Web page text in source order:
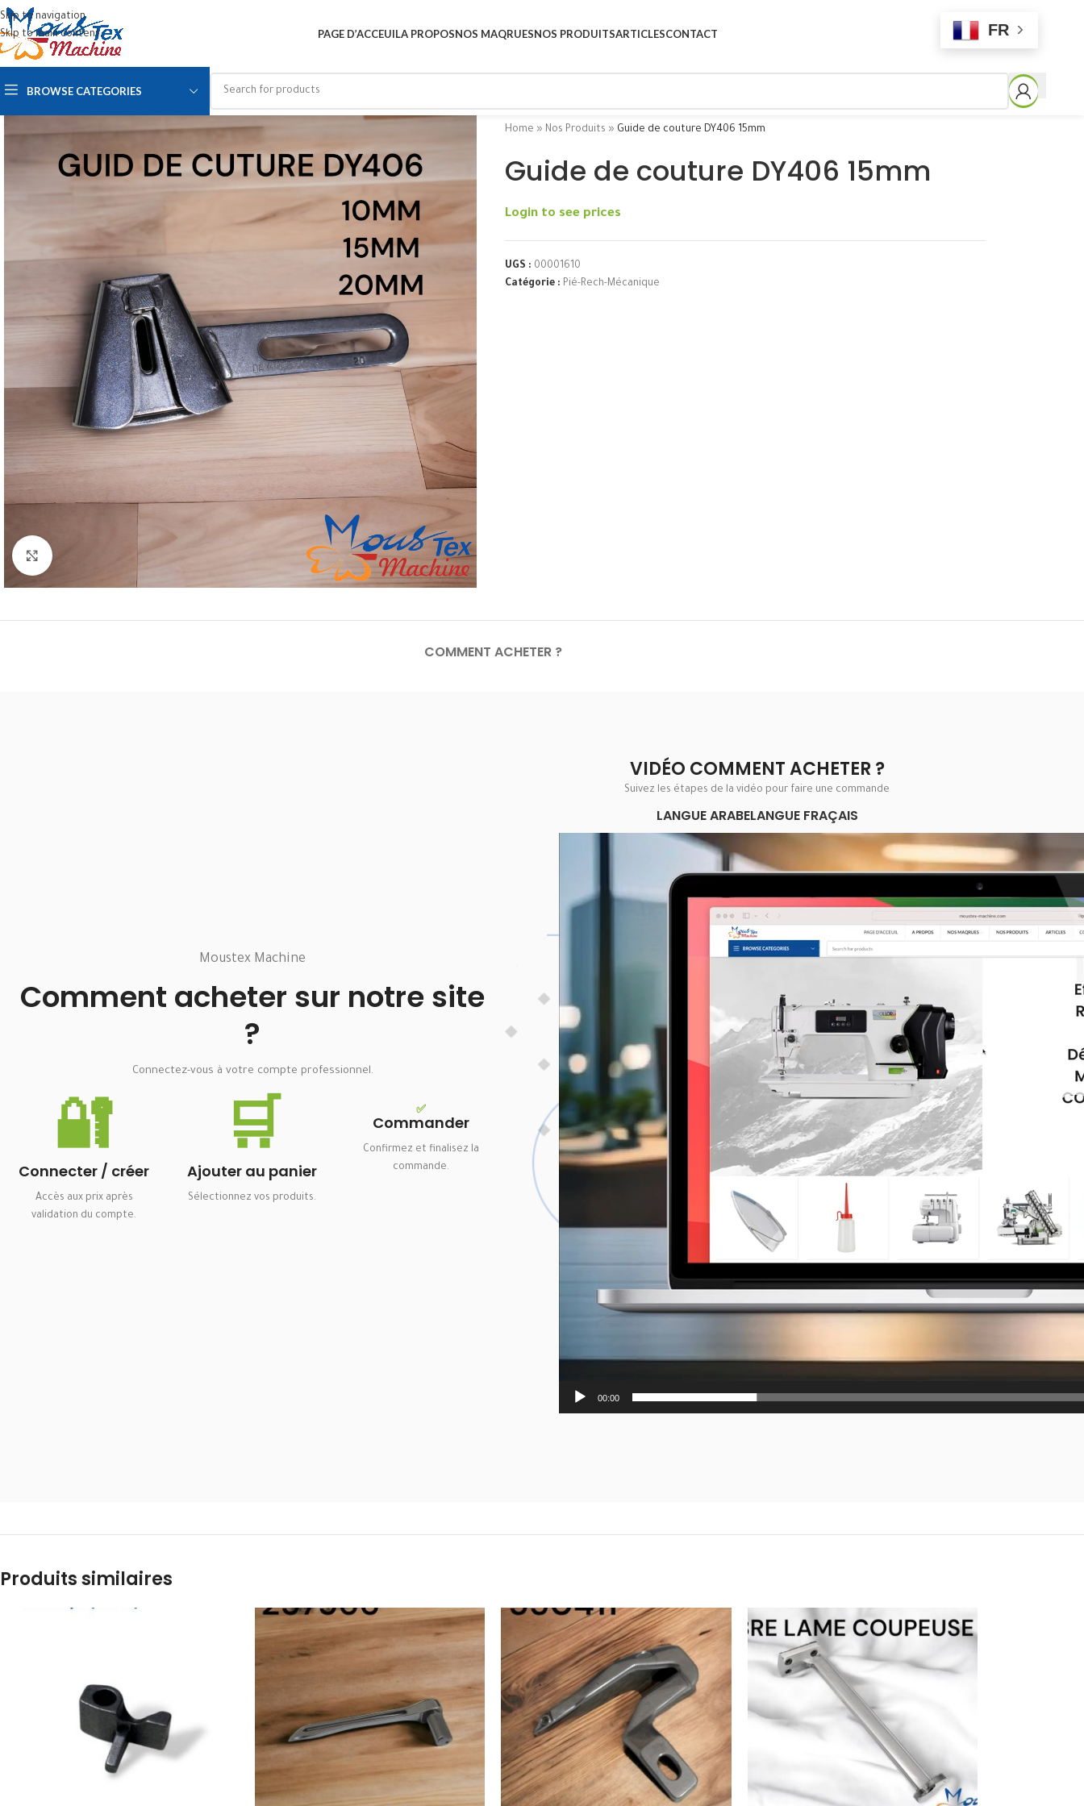
Skip to navigation
Skip to main content
PAGE D’ACCEUILA PROPOSNOS MAQRUESNOS PRODUITSARTICLESCONTACT FR
BROWSE CATEGORIES
Home » Nos Produits » Guide de couture DY406 15mm
Guide de couture DY406 15mm
Login to see prices
UGS : 00001610
Catégorie : Pié-Rech-Mécanique
COMMENT ACHETER ?
Moustex Machine
Comment acheter sur notre site
?
Connectez-vous à votre compte professionnel.
🔐
Connecter / créer
Accès aux prix après
validation du compte.
🛒
Ajouter au panier
Sélectionnez vos produits.
✅
Commander
Confirmez et finalisez la
commande.
VIDÉO COMMENT ACHETER ?
Suivez les étapes de la vidéo pour faire une commande
LANGUE ARABELANGUE FRAÇAIS
00:00
Produits similaires